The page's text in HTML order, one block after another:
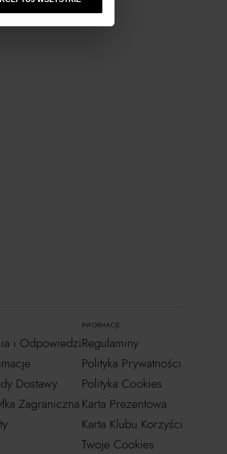
i Odpowiedzi
Dostawy
Zagraniczna
INFORMACJE
Regulaminy
Polityka Prywatności
Polityka Cookies
Karta Prezentowa
Karta Klubu Korzyści
Twoje Cookies